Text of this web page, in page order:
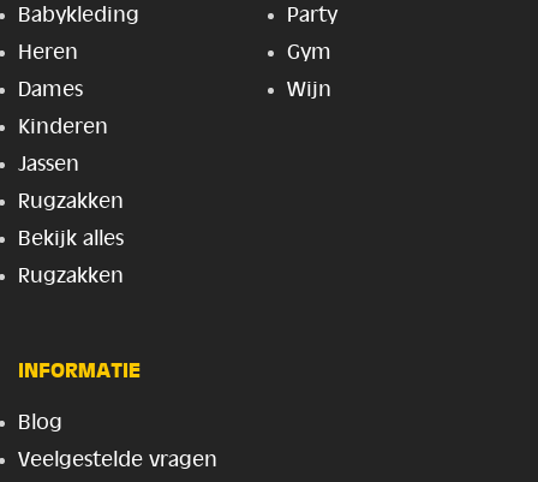
Babykleding
Heren
Dames
Kinderen
Jassen
Rugzakken
Bekijk alles
Rugzakken
Party
Gym
Wijn
INFORMATIE
Blog
Veelgestelde vragen